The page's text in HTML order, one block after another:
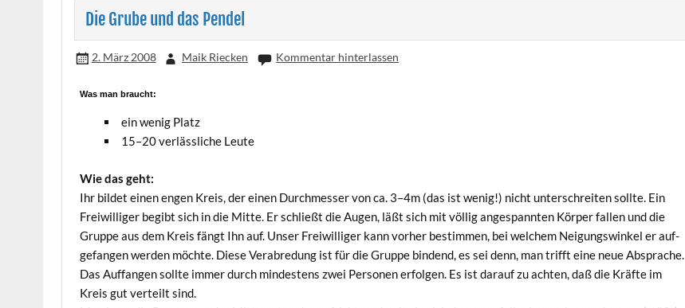
Die Grube und das Pendel
2. März 2008 Maik Riecken Kommentar hinterlassen
Was man braucht:
ein wenig Platz
15–20 ver­läss­li­che Leute
Wie das geht:
Ihr bil­det einen engen Kreis, der einen Durch­mes­ser von ca. 3–4m (das ist wenig!) nicht unter­schrei­ten soll­te. Ein
Frei­wil­li­ger begibt sich in die Mit­te. Er schließt die Augen, läßt sich mit völ­lig ange­spann­ten Kör­per fal­len und die
Grup­pe aus dem Kreis fängt Ihn auf. Unser Frei­wil­li­ger kann vor­her bestim­men, bei wel­chem Nei­gungs­win­kel er auf­
ge­fan­gen wer­den möch­te. Die­se Ver­ab­re­dung ist für die Grup­pe bin­dend, es sei denn, man trifft eine neue Abspra­che.
Das Auf­fan­gen soll­te immer durch min­des­tens zwei Per­so­nen erfol­gen. Es ist dar­auf zu ach­ten, daß die Kräf­te im
Kreis gut ver­teilt sind.